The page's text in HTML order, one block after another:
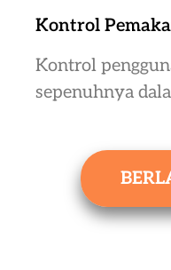
Kontrol
Kontrol
sepenuhnya